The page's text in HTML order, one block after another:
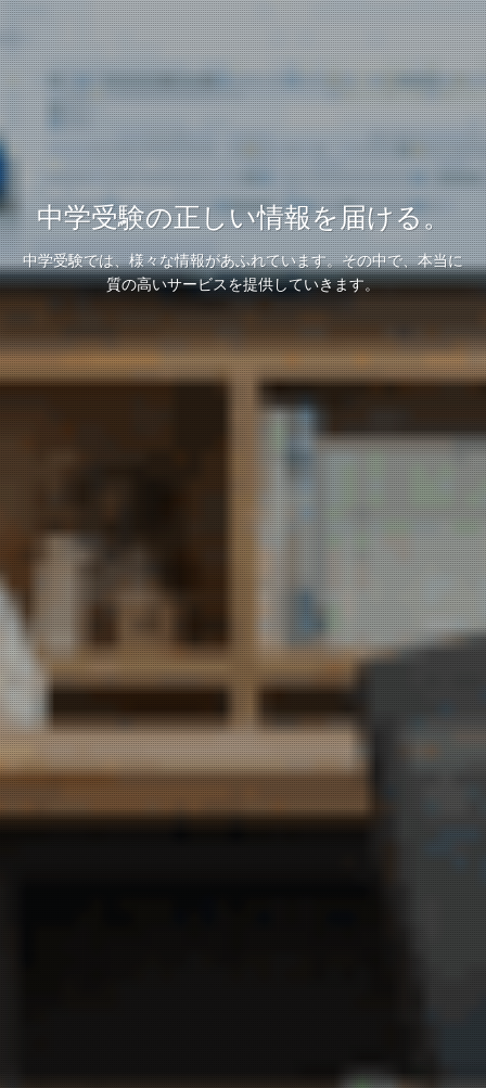
中学受験の正しい情報を届ける。
中学受験では、様々な情報があふれています。その中で、本当に
質の高いサービスを提供していきます。